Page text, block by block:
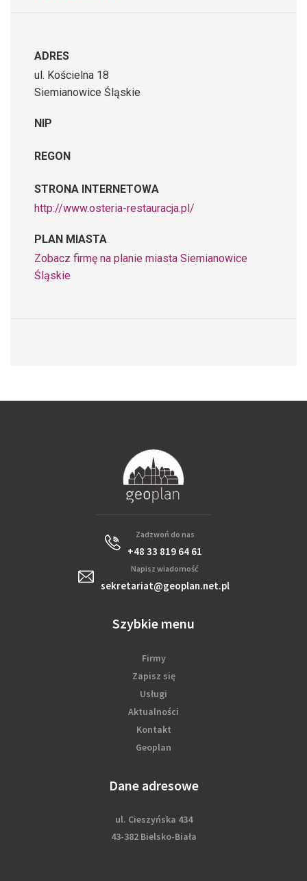
ADRES
ul. Kościelna 18
Siemianowice Śląskie
NIP
REGON
STRONA INTERNETOWA
http://www.osteria-restauracja.pl/
PLAN MIASTA
Zobacz firmę na planie miasta Siemianowice
Śląskie
Zadzwoń do nas
+48 33 819 64 61
Napisz wiadomość
sekretariat@geoplan.net.pl
Szybkie menu
Firmy
Zapisz się
Usługi
Aktualności
Kontakt
Geoplan
Dane adresowe
ul. Cieszyńska 434
43-382 Bielsko-Biała